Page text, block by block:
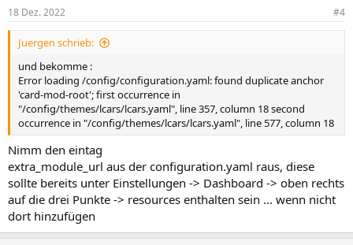
18 Dez. 2022 #4
Juergen schrieb:
und bekomme :
Error loading /config/configuration.yaml: found duplicate anchor
'card-mod-root'; first occurrence in
"/config/themes/lcars/lcars.yaml", line 357, column 18 second
occurrence in "/config/themes/lcars/lcars.yaml", line 577, column 18
Nimm den eintag
extra_module_url aus der configuration.yaml raus, diese
sollte bereits unter Einstellungen -> Dashboard -> oben rechts
auf die drei Punkte -> resources enthalten sein ... wenn nicht
dort hinzufügen